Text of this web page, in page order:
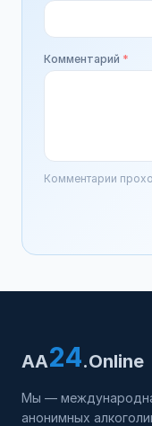
Комментарий *
Комментарии
AA24.Online
Мы —
анонимных